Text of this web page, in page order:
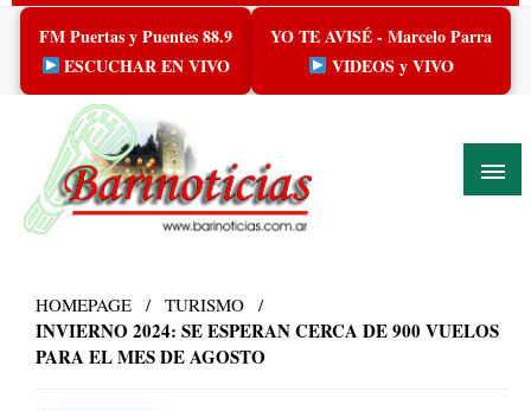
Skip
content
FM Puertas y Puentes 88.9
ESCUCHAR EN VIVO
YO TE AVISÉ - Marcelo Parra
VIDEOS y VIVO
HOMEPAGE TURISMO
INVIERNO 2024: SE ESPERAN CERCA DE 900 VUELOS
PARA EL MES DE AGOSTO